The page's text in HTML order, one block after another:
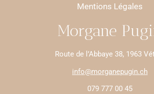
Mentions Légales
Morgane
Route de l’Abbaye 38, 1963
info@morganepugin.ch
079 777 00 45